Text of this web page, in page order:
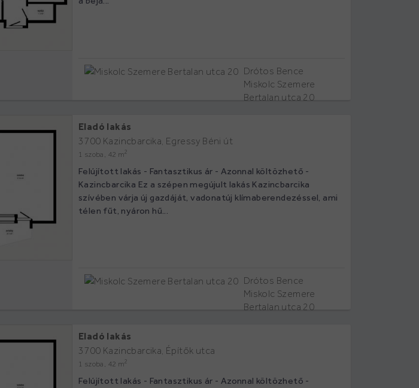
Drótos Bence
Miskolc Szemere
Bertalan utca 20
Eladó lakás
3700 Kazincbarcika, Egressy Béni út
1 szoba, 42 m2
Felújított lakás - Fantasztikus ár - Azonnal költözhető -
Kazincbarcika Ez a szépen megújult lakás Kazincbarcika
szívében várja új gazdáját, vadonatúj klímaberendezéssel, ami
télen fűt, nyáron hű...
Drótos Bence
Miskolc Szemere
Bertalan utca 20
Eladó lakás
3700 Kazincbarcika, Építők utca
1 szoba, 42 m2
Felújított lakás - Fantasztikus ár - Azonnal költözhető -